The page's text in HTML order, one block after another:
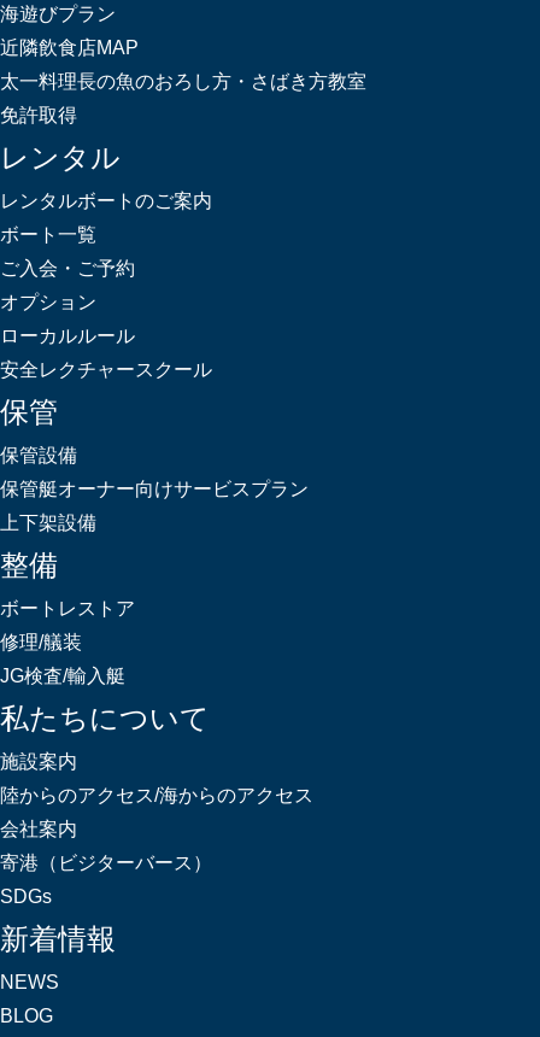
海遊びプラン
近隣飲食店MAP
太一料理長の魚のおろし方・さばき方教室
免許取得
レンタル
レンタルボートのご案内
ボート一覧
ご入会・ご予約
オプション
ローカルルール
安全レクチャースクール
保管
保管設備
保管艇オーナー向けサービスプラン
上下架設備
整備
ボートレストア
修理/艤装
JG検査/輸入艇
私たちについて
施設案内
陸からのアクセス/海からのアクセス
会社案内
寄港（ビジターバース）
SDGs
新着情報
NEWS
BLOG